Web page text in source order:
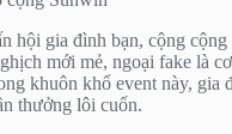
hội gia đình bạn, cộng
mới mẻ, ngoại fake là
khuôn khổ event này, gia
thưởng lôi cuốn.